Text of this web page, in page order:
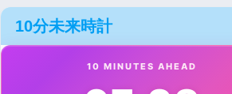
10分未来時計
10 MINUTES AHEAD